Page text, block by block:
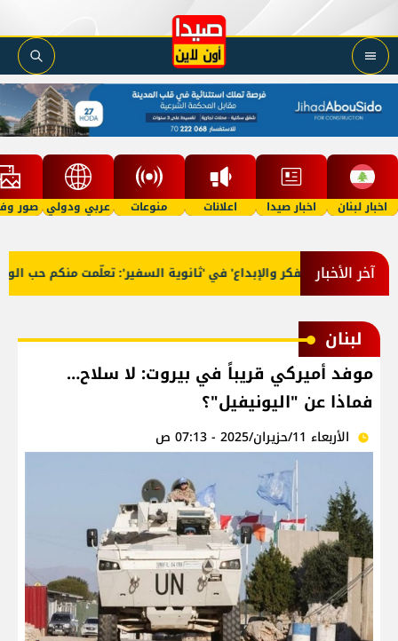
اخبار لبنان اخبار صيدا اعلانات منوعات عربي ودولي صور
آخر الأخبار
'فوج الفكر والإبداع' في 'ثانوية السفير': تعلّمت منكم حب الوطن
لبنان
موفد أميركي قريباً في بيروت: لا سلاح…
فماذا عن "اليونيفيل"؟
الأربعاء 11/حزيران/2025 - 07:13 ص